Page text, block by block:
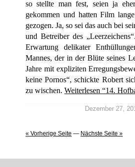
so stellte man fest, seien ja
gekommen und hatten Film
gezogen. Ja, so sei das auch bei
und Betreiber des
Erwartung delikater
Mannes, der in der Blüte seines
Jahre mit expliziten
keine Pornos“, schickte Robert
zu wischen. Weiterlesen “14.
Dezember 27,
« Vorherige Seite — Nächste Seite »